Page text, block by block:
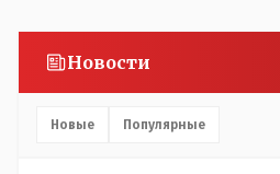
Новости
Новые Популярные